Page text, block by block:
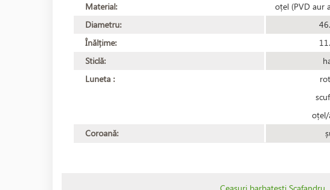
Material:
oțel (PVD aur
Diametru:
Înălțime:
Sticlă:
Luneta :
Coroană: